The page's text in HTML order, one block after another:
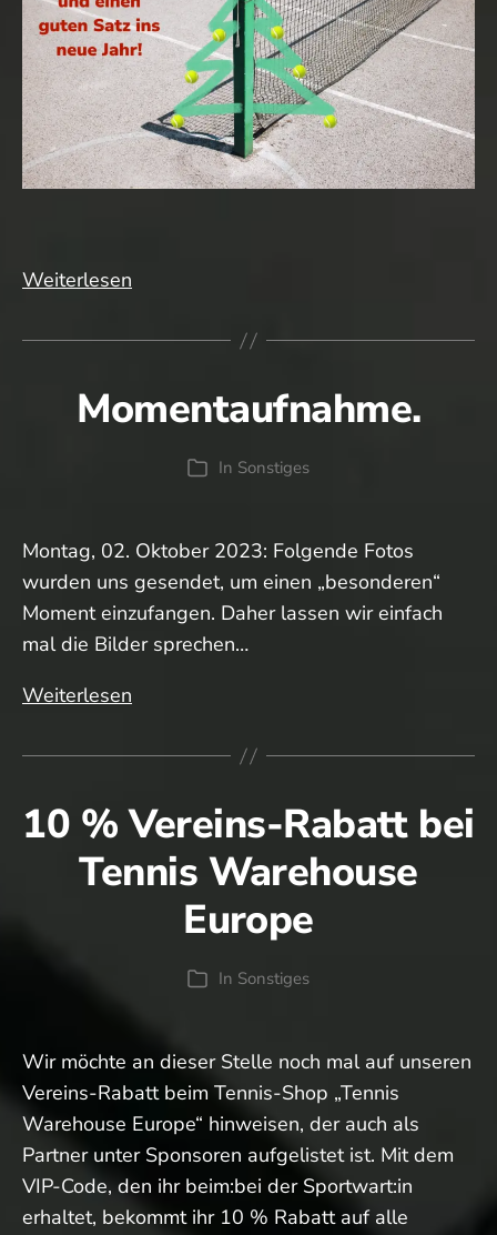
Weiterlesen
schon
soweit…
Momentaufnahme.
Kategorien
In Sonstiges
Montag, 02. Oktober 2023: Folgende Fotos
wurden uns gesendet, um einen „besonderen“
Moment einzufangen. Daher lassen wir einfach
mal die Bilder sprechen…
Weiterlesen
10 % Vereins-Rabatt bei
Tennis Warehouse
Europe
Kategorien
In Sonstiges
Wir möchte an dieser Stelle noch mal auf unseren
Vereins-Rabatt beim Tennis-Shop „Tennis
Warehouse Europe“ hinweisen, der auch als
Partner unter Sponsoren aufgelistet ist. Mit dem
VIP-Code, den ihr beim:bei der Sportwart:in
erhaltet, bekommt ihr 10 % Rabatt auf alle